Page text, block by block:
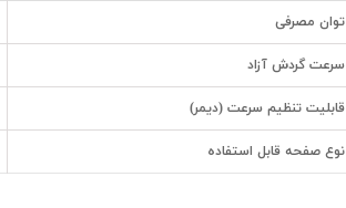
توان مصرفی
سرعت گردش آزاد
قابلیت تنظیم سرعت (دیمر)
نوع صفحه قابل استفاده